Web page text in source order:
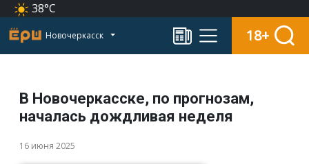
38°C
Новочеркасск 18+
В Новочеркасске, по прогнозам,
началась дождливая неделя
16 июня 2025